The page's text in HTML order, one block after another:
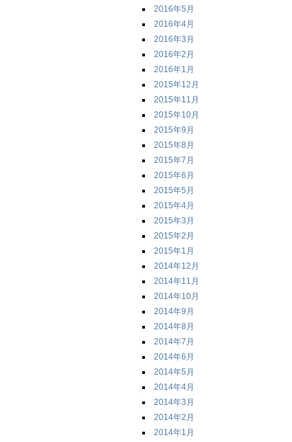
2016年5月
2016年4月
2016年3月
2016年2月
2016年1月
2015年12月
2015年11月
2015年10月
2015年9月
2015年8月
2015年7月
2015年6月
2015年5月
2015年4月
2015年3月
2015年2月
2015年1月
2014年12月
2014年11月
2014年10月
2014年9月
2014年8月
2014年7月
2014年6月
2014年5月
2014年4月
2014年3月
2014年2月
2014年1月